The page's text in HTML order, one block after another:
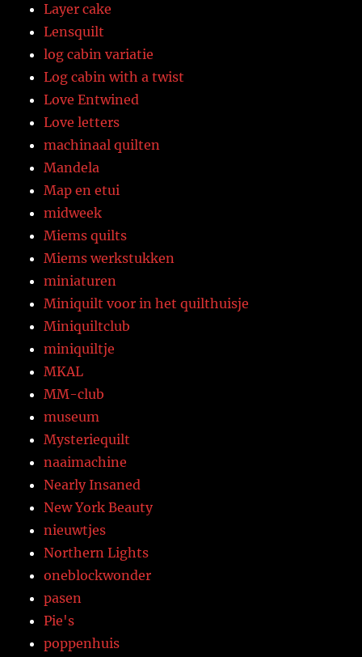
Layer cake
Lensquilt
log cabin variatie
Log cabin with a twist
Love Entwined
Love letters
machinaal quilten
Mandela
Map en etui
midweek
Miems quilts
Miems werkstukken
miniaturen
Miniquilt voor in het quilthuisje
Miniquiltclub
miniquiltje
MKAL
MM-club
museum
Mysteriequilt
naaimachine
Nearly Insaned
New York Beauty
nieuwtjes
Northern Lights
oneblockwonder
pasen
Pie's
poppenhuis